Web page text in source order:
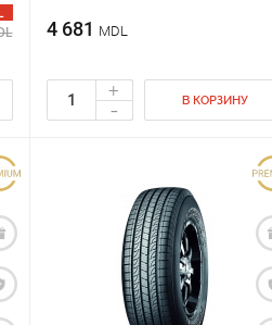
4 681 MDL
+
- В КОРЗИНУ